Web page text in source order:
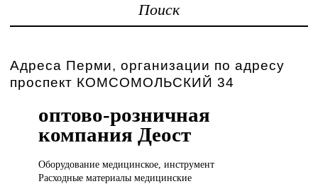
Поиск
Адреса Перми, организации по адресу
проспект КОМСОМОЛЬСКИЙ 34
оптово-розничная
компания Деост
Оборудование медицинское,инструмент
Расходные материалы медицинские